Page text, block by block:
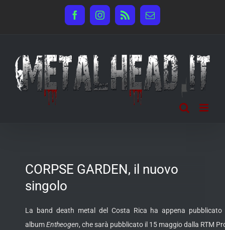
FacebookInstagram
Rss Email
CORPSE GARDEN, il nuovo
singolo
La band death metal del Costa Rica ha appena pubblicato
albumEntheogen, che sarà pubblicato il 15 maggio dalla RTM